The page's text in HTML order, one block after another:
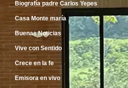
Biografía padre Carlos Yepes
Casa Monte maría
Buenas Noticias
Vive con Sentido
Crece en la fe
Emisora en vivo